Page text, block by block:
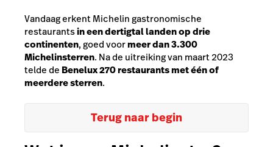
Vandaag erkent Michelin gastronomische
restaurantsin een dertigtal landen op drie
continenten, goed voormeer dan 3.300
Michelinsterren. Na de uitreiking van maart 2023
telde de Benelux 270 restaurants met één of
meerdere sterren.
Terug naar begin